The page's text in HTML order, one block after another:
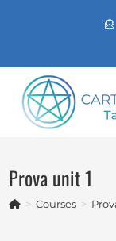
Prova unit 1
> Courses >